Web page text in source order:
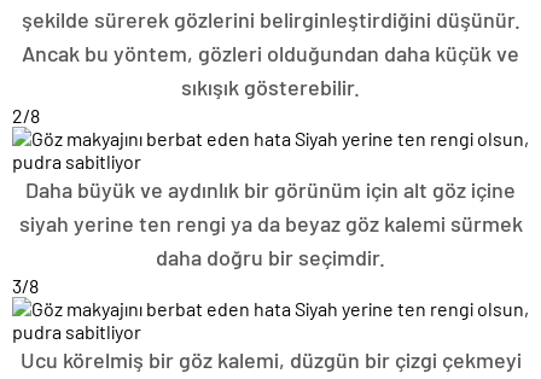
şekilde sürerek gözlerini belirginleştirdiğini düşünür.
Ancak bu yöntem, gözleri olduğundan daha küçük ve
sıkışık gösterebilir.
2/8
Daha büyük ve aydınlık bir görünüm için alt göz içine
siyah yerine ten rengi ya da beyaz göz kalemi sürmek
daha doğru bir seçimdir.
3/8
Ucu körelmiş bir göz kalemi, düzgün bir çizgi çekmeyi